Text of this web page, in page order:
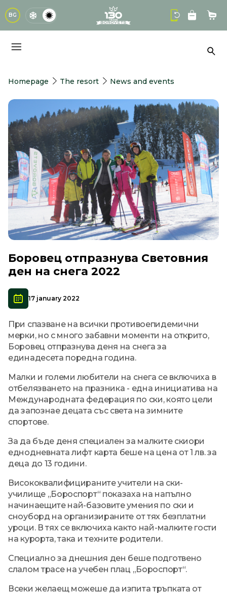
BG logo
Homepage The resort News and events
Боровец отпразнува Световния
ден на снега 2022
17 january 2022
При спазване на всички противоепидемични
мерки, но с много забавни моменти на открито,
Боровец отпразнува деня на снега за
единадесета поредна година.
Малки и големи любители на снега се включиха в
отбелязването на празника - една инициатива на
Международната федерация по ски, която цели
да запознае децата със света на зимните
спортове.
За да бъде деня специален за малките скиори
еднодневната лифт карта беше на цена от 1 лв. за
деца до 13 години.
Висококвалифицираните учители на ски-
училище „Бороспорт“ показаха на напълно
начинаещите най-базовите умения по ски и
сноуборд на организираните от тях безплатни
уроци. В тях се включиха както най-малките гости
на курорта, така и техните родители.
Специално за днешния ден беше подготвено
слалом трасе на учебен плац „Бороспорт“.
Всеки желаещ можеше да изпита тръпката от